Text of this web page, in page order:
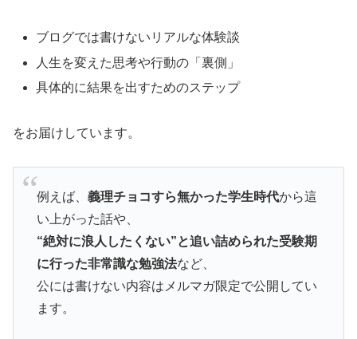
ブログでは書けないリアルな体験談
人生を変えた思考や行動の「裏側」
具体的に結果を出すためのステップ
をお届けしています。
例えば、 義理チョコすら無かった学生時代から這
い上がった話や、
“絶対に浪人したくない”と追い詰められた受験期
に行った非常識な勉強法など、
公には書けない内容はメルマガ限定で公開してい
ます。